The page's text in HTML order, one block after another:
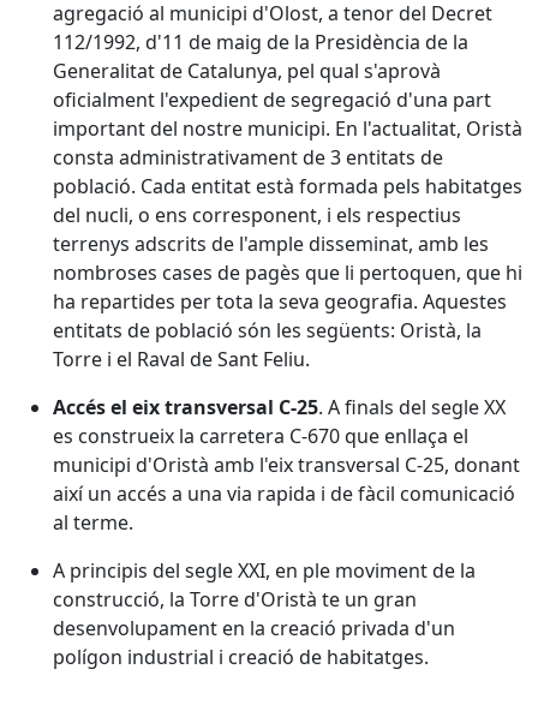
agregació al municipi d'Olost, a tenor del Decret
112/1992, d'11 de maig de la Presidència de la
Generalitat de Catalunya, pel qual s'aprovà
oficialment l'expedient de segregació d'una part
important del nostre municipi. En l'actualitat, Oristà
consta administrativament de 3 entitats de
població. Cada entitat està formada pels habitatges
del nucli, o ens corresponent, i els respectius
terrenys adscrits de l'ample disseminat, amb les
nombroses cases de pagès que li pertoquen, que hi
ha repartides per tota la seva geografia. Aquestes
entitats de població són les següents: Oristà, la
Torre i el Raval de Sant Feliu.
Accés el eix transversal C-25. A finals del segle XX
es construeix la carretera C-670 que enllaça el
municipi d'Oristà amb l'eix transversal C-25, donant
així un accés a una via rapida i de fàcil comunicació
al terme.
A principis del segle XXI, en ple moviment de la
construcció, la Torre d'Oristà te un gran
desenvolupament en la creació privada d'un
polígon industrial i creació de habitatges.